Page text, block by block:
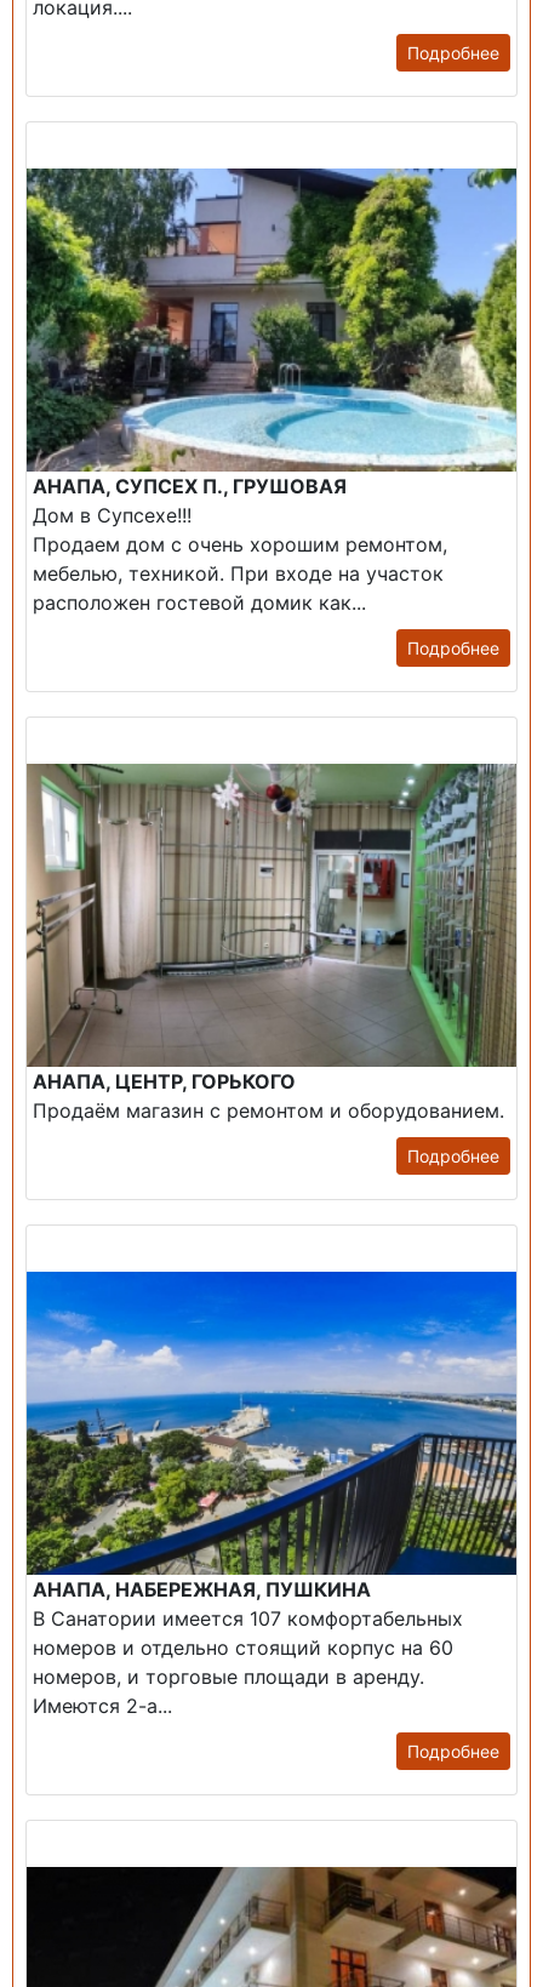
локация....
Подробнее
АНАПА, СУПСЕХ П., ГРУШОВАЯ
Дом в Супсехе!!!
Продаем дом с очень хорошим ремонтом,
мебелью, техникой. При входе на участок
расположен гостевой домик как...
Подробнее
АНАПА, ЦЕНТР, ГОРЬКОГО
Продаём магазин с ремонтом и оборудованием.
Подробнее
АНАПА, НАБЕРЕЖНАЯ, ПУШКИНА
В Санатории имеется 107 комфортабельных
номеров и отдельно стоящий корпус на 60
номеров, и торговые площади в аренду.
Имеются 2-а...
Подробнее